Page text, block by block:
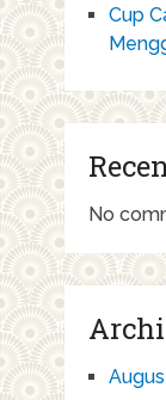
Cup
No